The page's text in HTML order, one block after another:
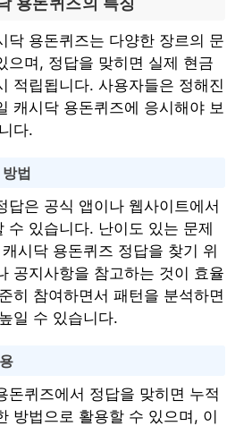
닥 용돈퀴즈는 다양한 장르의 문
으며, 정답을 맞히면 실제 현금
적립됩니다. 사용자들은 정해진
캐시닥 용돈퀴즈에 응시해야 보
다.
법
답은 공식 앱이나 웹사이트에서
수 있습니다. 난이도 있는 문제
시닥 용돈퀴즈 정답을 찾기 위
공지사항을 참고하는 것이 효율
히 참여하면서 패턴을 분석하면
일 수 있습니다.
돈퀴즈에서 정답을 맞히면 누적
방법으로 활용할 수 있으며, 이